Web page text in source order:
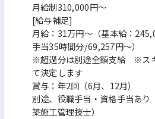
月給制310,000円～
[給与補足]
月給：31万円～（基本給：
手当35時間分/69,257円～）
※超過分は別途全額支給 ※ス
て決定します
賞与：年2回（6月、12月）
別途、役職手当・資格手当あり
築施工管理技士）